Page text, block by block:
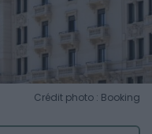
Crédit photo : Booking